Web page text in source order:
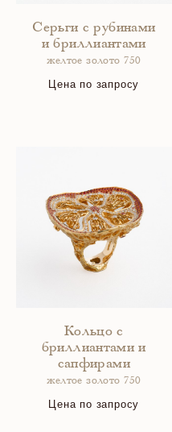
Серьги с рубинами
и бриллиантами
желтое золото 750
Цена по запросу
Кольцо с
бриллиантами и
сапфирами
желтое золото 750
Цена по запросу